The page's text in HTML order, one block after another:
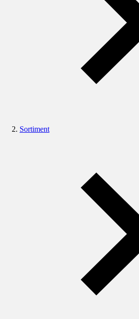
Sortiment